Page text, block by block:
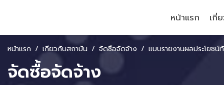
หน้าแรก เกี่
หน้าแรก เกี่ยวกับสถาบัน จัดซื้อจัดจ้าง แบบรายงานผลประโยชน์ทับซ้อน
จัดซื้อจัดจ้าง